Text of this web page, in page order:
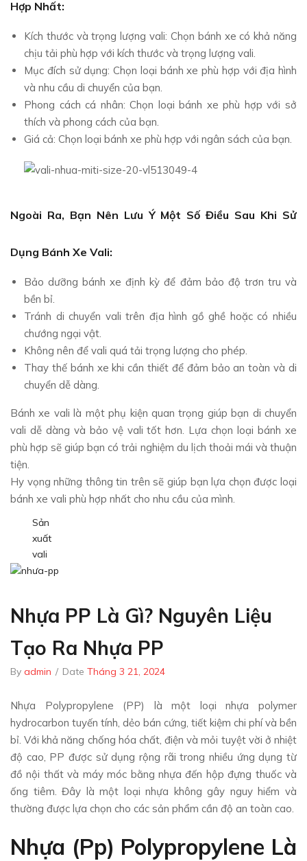
Hợp Nhất:
Kích thước và trọng lượng vali: Chọn bánh xe có khả năng
chịu tải phù hợp với kích thước và trọng lượng vali.
Mục đích sử dụng: Chọn loại bánh xe phù hợp với địa hình
và nhu cầu di chuyển của bạn.
Phong cách cá nhân: Chọn loại bánh xe phù hợp với sở
thích và phong cách của bạn.
Giá cả: Chọn loại bánh xe phù hợp với ngân sách của bạn.
Ngoài Ra, Bạn Nên Lưu Ý Một Số Điều Sau Khi Sử
Dụng Bánh Xe Vali:
Bảo dưỡng bánh xe định kỳ để đảm bảo độ trơn tru và
bền bỉ.
Tránh di chuyển vali trên địa hình gồ ghề hoặc có nhiều
chướng ngại vật.
Không nên để vali quá tải trọng lượng cho phép.
Thay thế bánh xe khi cần thiết để đảm bảo an toàn và di
chuyển dễ dàng.
Bánh xe vali là một phụ kiện quan trọng giúp bạn di chuyển
vali dễ dàng và bảo vệ vali tốt hơn. Lựa chọn loại bánh xe
phù hợp sẽ giúp bạn có trải nghiệm du lịch thoải mái và thuận
tiện.
Hy vọng những thông tin trên sẽ giúp bạn lựa chọn được loại
bánh xe vali phù hợp nhất cho nhu cầu của mình.
Sản
xuất
vali
Nhựa PP Là Gì? Nguyên Liệu
Tạo Ra Nhựa PP
By admin / Date Tháng 3 21, 2024
Nhựa Polypropylene (PP) là một loại nhựa polymer
hydrocarbon tuyến tính, dẻo bán cứng, tiết kiệm chi phí và bền
bỉ. Với khả năng chống hóa chất, điện và mỏi tuyệt vời ở nhiệt
độ cao, PP được sử dụng rộng rãi trong nhiều ứng dụng từ
đồ nội thất và máy móc bằng nhựa đến hộp đựng thuốc và
ống tiêm. Đây là một loại nhựa không gây nguy hiểm và
thường được lựa chọn cho các sản phẩm cần độ an toàn cao.
Nhựa (pp) Polypropylene Là